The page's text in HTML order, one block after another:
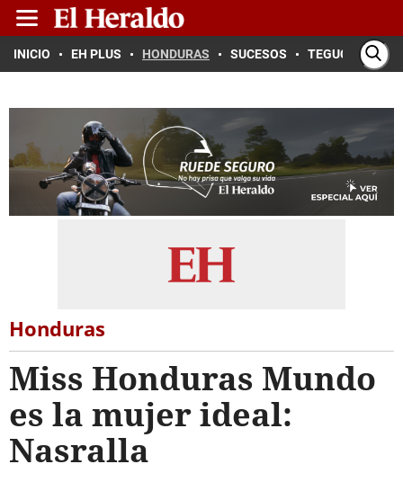
INICIO EH PLUS HONDURAS SUCESOS TEGUCIGALPA
Honduras
Miss Honduras Mundo
es la mujer ideal:
Nasralla